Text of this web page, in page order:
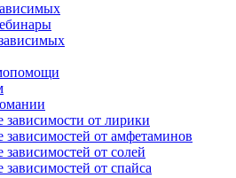
зависимости от лирики
зависимостей от амфетаминов
зависимостей от солей
зависимостей от спайса